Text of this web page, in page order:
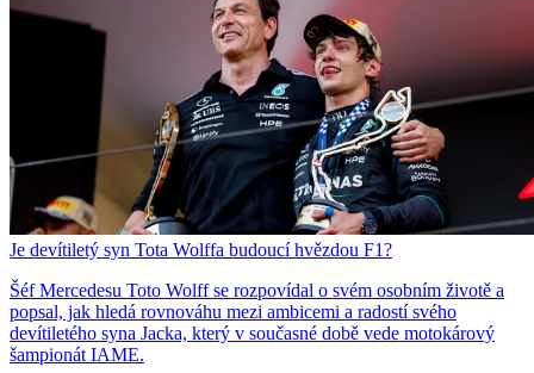
Je devítiletý syn Tota Wolffa budoucí hvězdou F1?
Šéf Mercedesu Toto Wolff se rozpovídal o svém osobním životě a
popsal, jak hledá rovnováhu mezi ambicemi a radostí svého
devítiletého syna Jacka, který v současné době vede motokárový
šampionát IAME.